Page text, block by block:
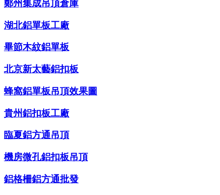
鄭州集成吊頂倉庫
湖北鋁單板工廠
畢節木紋鋁單板
北京新太藝鋁扣板
蜂窩鋁單板吊頂效果圖
貴州鋁扣板工廠
臨夏鋁方通吊頂
機房微孔鋁扣板吊頂
鋁格柵鋁方通批發